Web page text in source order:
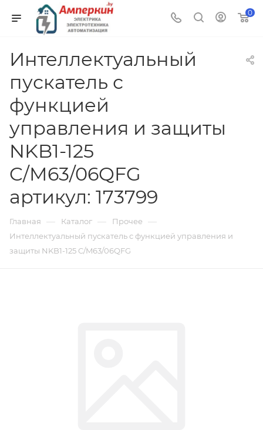
0
Интеллектуальный
пускатель с
функцией
управления и защиты
NKB1-125
C/M63/06QFG
артикул: 173799
Главная — Каталог — Прочее —
Интеллектуальный пускатель с функцией управления и
защиты NKB1-125 C/M63/06QFG